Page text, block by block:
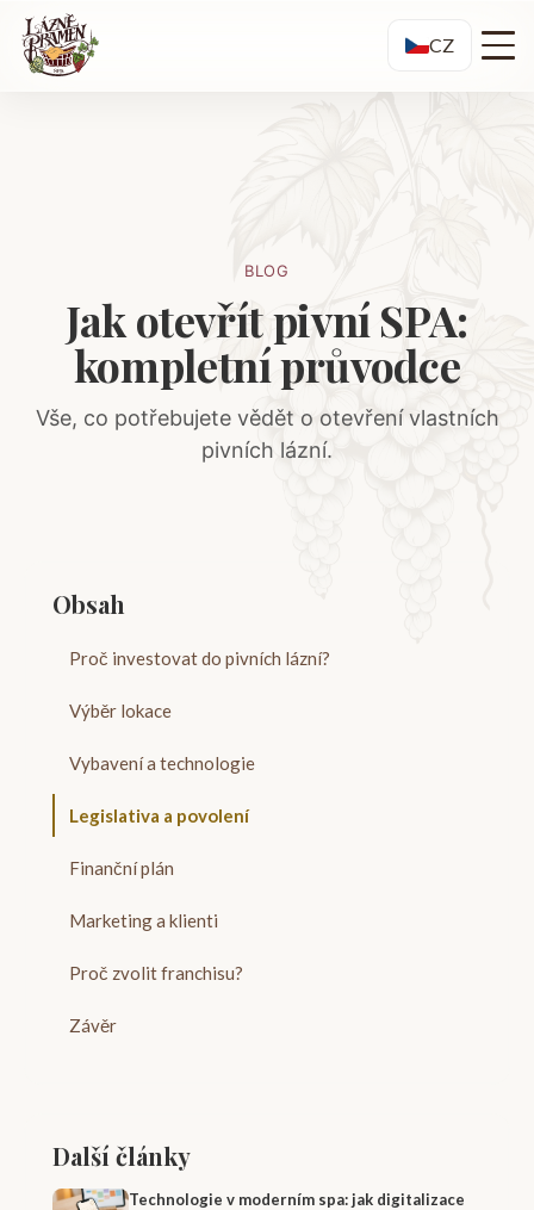
CZ
BLOG
Jak otevřít pivní SPA:
kompletní průvodce
Vše, co potřebujete vědět o otevření vlastních
pivních lázní.
Obsah
Proč investovat do pivních lázní?
Výběr lokace
Vybavení a technologie
Legislativa a povolení
Finanční plán
Marketing a klienti
Proč zvolit franchisu?
Závěr
Další články
Technologie v moderním spa: jak digitalizace